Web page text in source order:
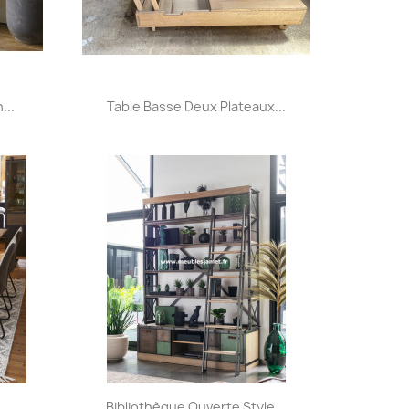
Aperçu rapide
Table Basse Deux Plateaux...
Aperçu rapide